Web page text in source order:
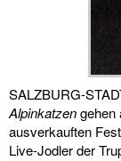
SALZBURG-
Alpinkatzengehen
ausverkauften
Live-Jodler der